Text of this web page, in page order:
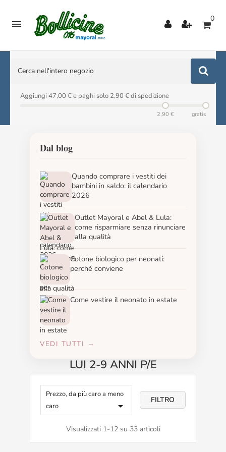
 0
Aggiungi 47,00 € e paghi solo 2,90 € di spedizione
2,90 € gratis
Dal blog
Quando comprare i vestiti dei
bambini in saldo: il calendario
2026
Outlet Mayoral e Abel & Lula:
come risparmiare senza rinunciare
alla qualità
Cotone biologico per neonati:
perché conviene
Come vestire il neonato in estate
VEDI TUTTI →
LUI 2-9 ANNI P/E
Prezzo, da più caro a meno
caro
 FILTRO
Visualizzati 1-12 su 33 articoli